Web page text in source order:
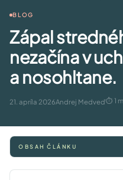
BLOG
Zápal
nezačína v
a nosohltane.
21. apríla 2026Andrej Medveď⏱ 1
OBSAH ČLÁNKU